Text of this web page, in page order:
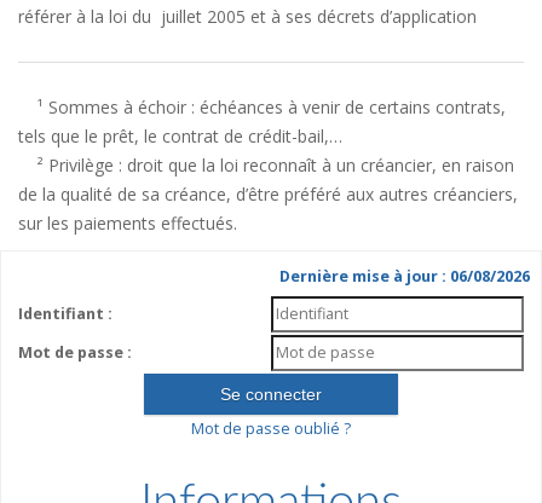
référer à la loi du juillet 2005 et à ses décrets d’application
¹ Sommes à échoir : échéances à venir de certains contrats,
tels que le prêt, le contrat de crédit-bail,…
² Privilège : droit que la loi reconnaît à un créancier, en raison
de la qualité de sa créance, d’être préféré aux autres créanciers,
sur les paiements effectués.
Dernière mise à jour : 06/08/2026
Identifiant :
Mot de passe :
Mot de passe oublié ?